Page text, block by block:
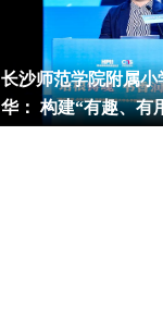
长沙师范学院附属小
华： 构建“有趣、有